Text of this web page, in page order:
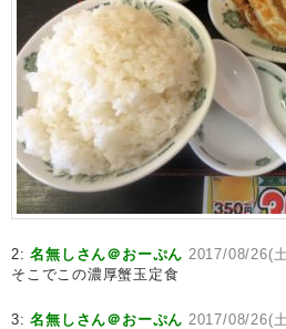
2:名無しさん＠おーぷん 2017/08/26(
そこでこの濃厚蟹玉定食
3:名無しさん＠おーぷん 2017/08/26(